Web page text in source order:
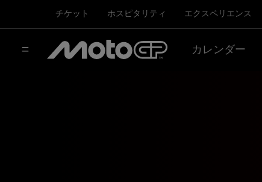
チケット ホスピタリティ エクスペリエンス
カレンダー